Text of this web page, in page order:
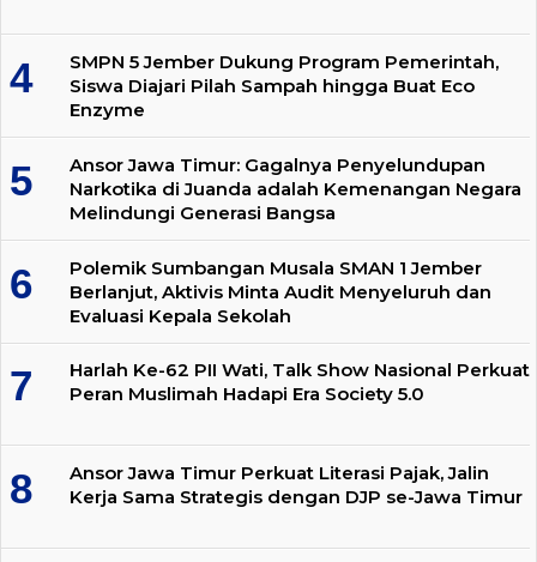
SMPN 5 Jember Dukung Program Pemerintah,
Siswa Diajari Pilah Sampah hingga Buat Eco
Enzyme
Ansor Jawa Timur: Gagalnya Penyelundupan
Narkotika di Juanda adalah Kemenangan Negara
Melindungi Generasi Bangsa
Polemik Sumbangan Musala SMAN 1 Jember
Berlanjut, Aktivis Minta Audit Menyeluruh dan
Evaluasi Kepala Sekolah
Harlah Ke-62 PII Wati, Talk Show Nasional Perkuat
Peran Muslimah Hadapi Era Society 5.0
Ansor Jawa Timur Perkuat Literasi Pajak, Jalin
Kerja Sama Strategis dengan DJP se-Jawa Timur